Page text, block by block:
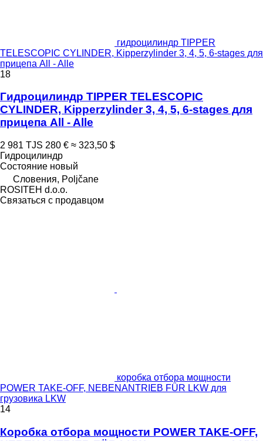
гидроцилиндр TIPPER
TELESCOPIC CYLINDER, Kipperzylinder 3, 4, 5, 6-stages для
прицепа All - Alle
18
Гидроцилиндр TIPPER TELESCOPIC
CYLINDER, Kipperzylinder 3, 4, 5, 6-stages для
прицепа All - Alle
2 981 TJS 280 € ≈ 323,50 $
Гидроцилиндр
Состояние новый
Словения, Poljčane
ROSITEH d.o.o.
Связаться с продавцом
коробка отбора мощности
POWER TAKE-OFF, NEBENANTRIEB FÜR LKW для
грузовика LKW
14
Коробка отбора мощности POWER TAKE-OFF,